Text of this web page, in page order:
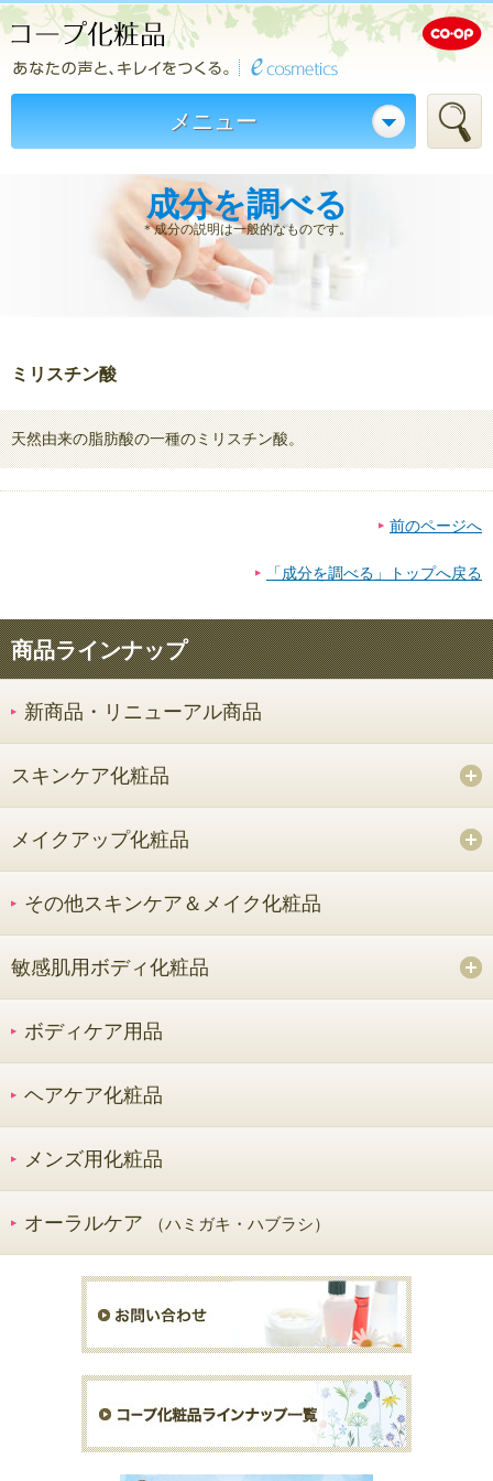
メニュー
成分を調べる
＊成分の説明は一般的なものです。
ミリスチン酸
天然由来の脂肪酸の一種のミリスチン酸。
前のページへ
「成分を調べる」トップへ戻る
商品ラインナップ
新商品・リニューアル商品
スキンケア化粧品
メイクアップ化粧品
その他スキンケア＆メイク化粧品
敏感肌用ボディ化粧品
ボディケア用品
ヘアケア化粧品
メンズ用化粧品
オーラルケア （ハミガキ・ハブラシ）